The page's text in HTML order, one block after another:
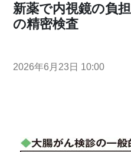
新薬で内視鏡の負
の精密検査
2026年6月23日 10:00